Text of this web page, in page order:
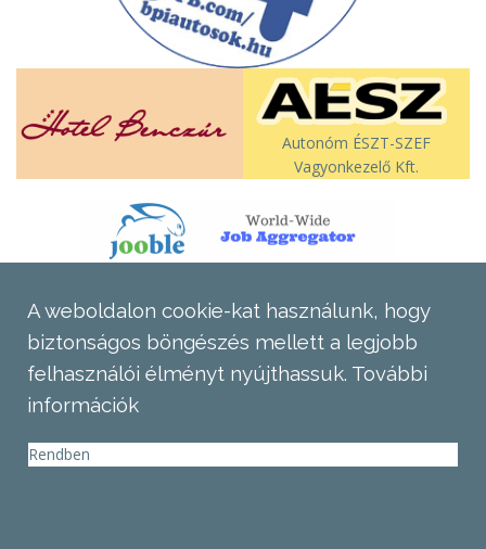
Autonóm ÉSZT-SZEF
Vagyonkezelő Kft.
A weboldalon cookie-kat használunk, hogy
biztonságos böngészés mellett a legjobb
felhasználói élményt nyújthassuk. További
információk
Rendben